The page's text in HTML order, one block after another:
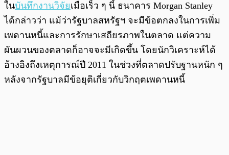
ในบันทึกงานวิจัยเมื่อเร็ว ๆ นี้ ธนาคาร Morgan Stanley
ได้กล่าวว่า แม้ว่ารัฐบาลสหรัฐฯ จะมีข้อตกลงในการเพิ่ม
เพดานหนี้และการรักษาเสถียรภาพในตลาด แต่ความ
ผันผวนของตลาดก็อาจจะมีเกิดขึ้น โดยนักวิเคราะห์ได้
อ้างอิงถึงเหตุการณ์ปี 2011 ในช่วงที่ตลาดปรับฐานหนัก ๆ
หลังจากรัฐบาลมีข้อยุติเกี่ยวกับวิกฤตเพดานหนี้